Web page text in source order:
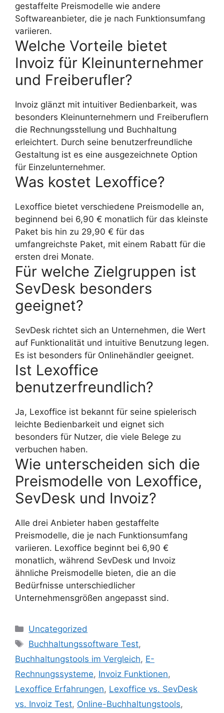
gestaffelte Preismodelle wie andere
Softwareanbieter, die je nach Funktionsumfang
variieren.
Welche Vorteile bietet
Invoiz für Kleinunternehmer
und Freiberufler?
Invoiz glänzt mit intuitiver Bedienbarkeit, was
besonders Kleinunternehmern und Freiberuflern
die Rechnungsstellung und Buchhaltung
erleichtert. Durch seine benutzerfreundliche
Gestaltung ist es eine ausgezeichnete Option
für Einzelunternehmer.
Was kostet Lexoffice?
Lexoffice bietet verschiedene Preismodelle an,
beginnend bei 6,90 € monatlich für das kleinste
Paket bis hin zu 29,90 € für das
umfangreichste Paket, mit einem Rabatt für die
ersten drei Monate.
Für welche Zielgruppen ist
SevDesk besonders
geeignet?
SevDesk richtet sich an Unternehmen, die Wert
auf Funktionalität und intuitive Benutzung legen.
Es ist besonders für Onlinehändler geeignet.
Ist Lexoffice
benutzerfreundlich?
Ja, Lexoffice ist bekannt für seine spielerisch
leichte Bedienbarkeit und eignet sich
besonders für Nutzer, die viele Belege zu
verbuchen haben.
Wie unterscheiden sich die
Preismodelle von Lexoffice,
SevDesk und Invoiz?
Alle drei Anbieter haben gestaffelte
Preismodelle, die je nach Funktionsumfang
variieren. Lexoffice beginnt bei 6,90 €
monatlich, während SevDesk und Invoiz
ähnliche Preismodelle bieten, die an die
Bedürfnisse unterschiedlicher
Unternehmensgrößen angepasst sind.
Kategorien
Uncategorized
Schlagwörter
Buchhaltungssoftware Test,
Buchhaltungstools im Vergleich, E-
Rechnungssysteme, Invoiz Funktionen,
Lexoffice Erfahrungen, Lexoffice vs. SevDesk
vs. Invoiz Test, Online-Buchhaltungstools,